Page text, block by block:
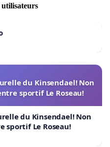
du Kinsendael! Non
sportif Le Roseau!
du Kinsendael! Non
sportif Le Roseau!